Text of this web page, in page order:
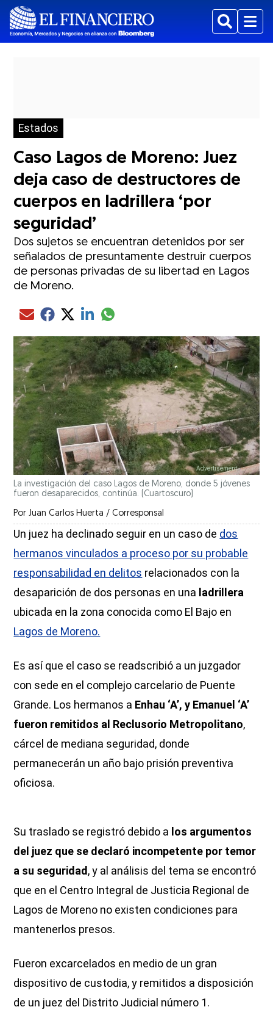
BuscarMenu
Estados
Caso Lagos de Moreno: Juez
deja caso de destructores de
cuerpos en ladrillera ‘por
seguridad’
Dos sujetos se encuentran detenidos por ser
señalados de presuntamente destruir cuerpos
de personas privadas de su libertad en Lagos
de Moreno.
Compartir el artículo actual mediante Email
Compartir el artículo actual mediante Facebook
Compartir el artículo actual mediante Twitter
Compartir el artículo actual mediante LinkedIn
Compartir el artículo actual mediante
La investigación del caso Lagos de Moreno, donde 5 jóvenes
fueron desaparecidos, continúa.
(Cuartoscuro)
Por Juan Carlos Huerta / Corresponsal
Un juez ha declinado seguir en un caso de dos
hermanos vinculados a proceso por su probable
responsabilidad en delitos relacionados con la
desaparición de dos personas en una ladrillera
ubicada en la zona conocida como El Bajo en
Lagos de Moreno.
Es así que el caso se readscribió a un juzgador
con sede en el complejo carcelario de Puente
Grande. Los hermanos a Enhau ‘A’, y Emanuel ‘A’
fueron remitidos al Reclusorio Metropolitano,
cárcel de mediana seguridad, donde
permanecerán un año bajo prisión preventiva
oficiosa.
Su traslado se registró debido a los argumentos
del juez que se declaró incompetente por temor
a su seguridad, y al análisis del tema se encontró
que en el Centro Integral de Justicia Regional de
Lagos de Moreno no existen condiciones para
mantenerlos presos.
Fueron excarcelados en medio de un gran
dispositivo de custodia, y remitidos a disposición
de un juez del Distrito Judicial número 1.